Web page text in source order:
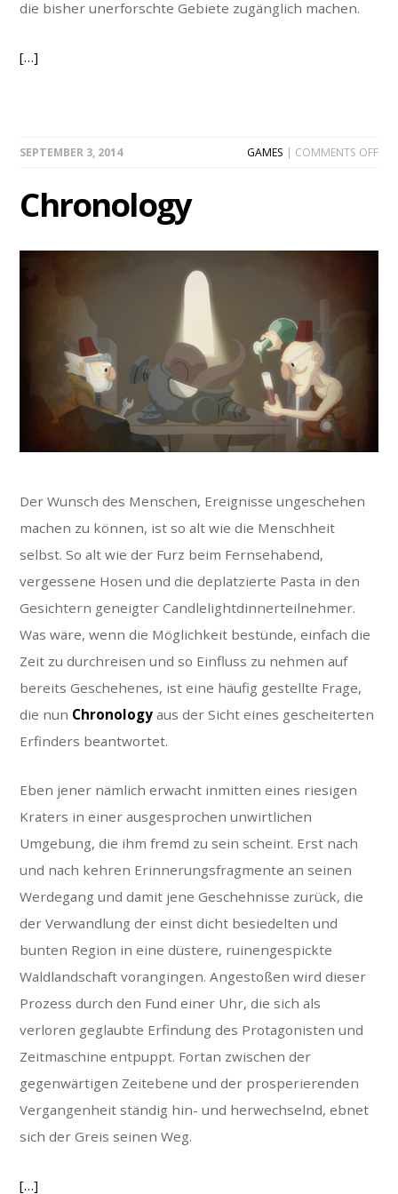
die bisher unerforschte Gebiete zugänglich machen.
[…]
SEPTEMBER 3, 2014 GAMES | COMMENTS OFFON
Chronology
Der Wunsch des Menschen, Ereignisse ungeschehen
machen zu können, ist so alt wie die Menschheit
selbst. So alt wie der Furz beim Fernsehabend,
vergessene Hosen und die deplatzierte Pasta in den
Gesichtern geneigter Candlelightdinnerteilnehmer.
Was wäre, wenn die Möglichkeit bestünde, einfach die
Zeit zu durchreisen und so Einfluss zu nehmen auf
bereits Geschehenes, ist eine häufig gestellte Frage,
die nun Chronology aus der Sicht eines gescheiterten
Erfinders beantwortet.
Eben jener nämlich erwacht inmitten eines riesigen
Kraters in einer ausgesprochen unwirtlichen
Umgebung, die ihm fremd zu sein scheint. Erst nach
und nach kehren Erinnerungsfragmente an seinen
Werdegang und damit jene Geschehnisse zurück, die
der Verwandlung der einst dicht besiedelten und
bunten Region in eine düstere, ruinengespickte
Waldlandschaft vorangingen. Angestoßen wird dieser
Prozess durch den Fund einer Uhr, die sich als
verloren geglaubte Erfindung des Protagonisten und
Zeitmaschine entpuppt. Fortan zwischen der
gegenwärtigen Zeitebene und der prosperierenden
Vergangenheit ständig hin- und herwechselnd, ebnet
sich der Greis seinen Weg.
[…]